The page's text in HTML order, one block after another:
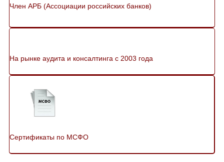
Член АРБ (Ассоциации российских банков)
На рынке аудита и консалтинга с 2003 года
Сертификаты по МСФО